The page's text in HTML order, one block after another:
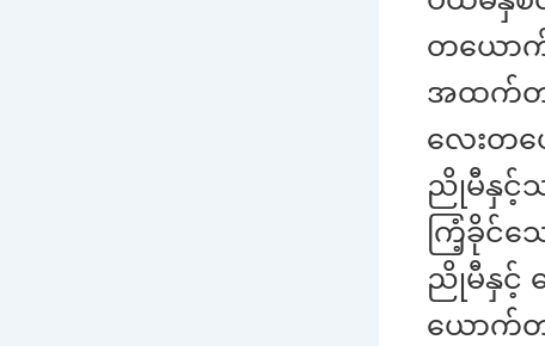
တယော
အထက်တန်
လေးတယ
ညိုမီနှင့်သ
ကြံ့ခိုင်
ညိုမီနှင့်
ယောက်